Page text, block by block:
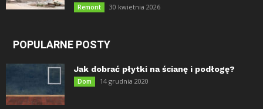
Remont 30 kwietnia 2026
POPULARNE POSTY
Jak dobrać płytki na ścianę i podłogę?
Dom 14 grudnia 2020